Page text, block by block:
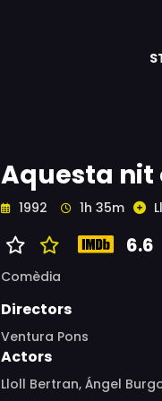
Aquesta nit
1992 1h 35m
6.6
Comèdia
Directors
Ventura Pons
Actors
Lloll Bertran, Ángel